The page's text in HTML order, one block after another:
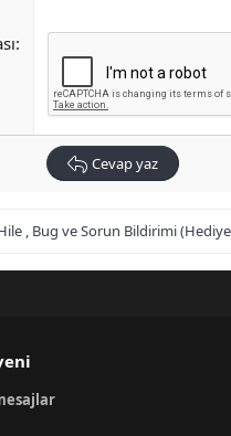
Cevap yaz
, Bug ve Sorun Bildirimi